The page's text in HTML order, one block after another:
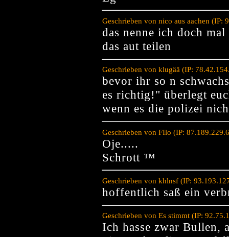
Geschrieben von nico aus aachen (IP:
das nenne ich doch
das aut teilen
Geschrieben von klugää (IP:
bevor ihr so n
es richtig!" überlegt
wenn es die polizei
Geschrieben von FIlo (IP:
Oje.....
Schrott ™
Geschrieben von khlnsf (IP:
hoffentlich saß ein
Geschrieben von Es stimmt (IP:
Ich hasse zwar Bullen,